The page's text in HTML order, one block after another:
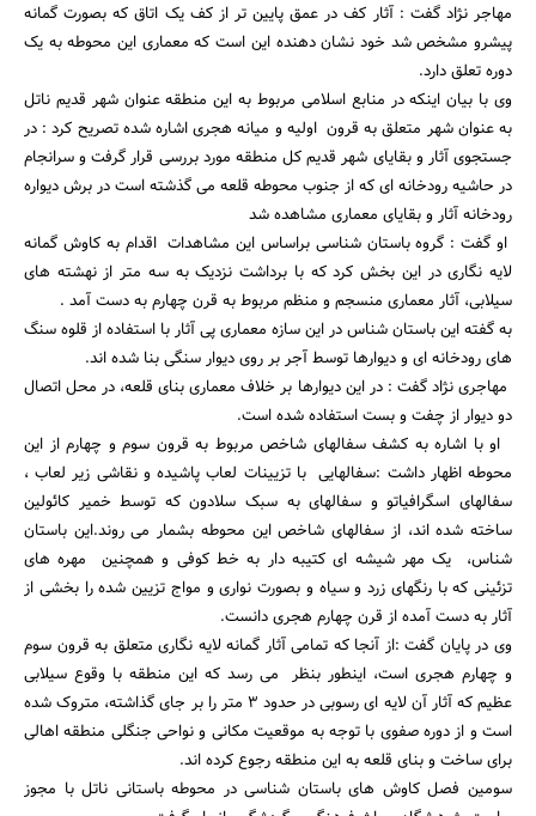
مهاجر نژاد گفت : آثار کف در عمق پایین تر از کف یک اتاق که بصورت گمانه
پیشرو مشخص شد خود نشان دهنده این است که معماری این محوطه به یک
دوره تعلق دارد.
وی با بیان اینکه در منابع اسلامی مربوط به این منطقه عنوان شهر قدیم ناتل
به عنوان شهر متعلق به قرون اولیه و میانه هجری اشاره شده تصریح کرد : در
جستجوی آثار و بقایای شهر قدیم کل منطقه مورد بررسی قرار گرفت و سرانجام
در حاشیه رودخانه ای که از جنوب محوطه قلعه می گذشته است در برش دیواره
رودخانه آثار و بقایای معماری مشاهده شد
او گفت : گروه باستان شناسی براساس این مشاهدات اقدام به کاوش گمانه
لایه نگاری در این بخش کرد که با برداشت نزدیک به سه متر از نهشته های
سیلابی، آثار معماری منسجم و منظم مربوط به قرن چهارم به دست آمد .
به گفته این باستان شناس در این سازه معماری پی آثار با استفاده از قلوه سنگ
های رودخانه ای و دیوارها توسط آجر بر روی دیوار سنگی بنا شده اند.
مهاجری نژاد گفت : در این دیوارها بر خلاف معماری بنای قلعه، در محل اتصال
دو دیوار از چفت و بست استفاده شده است.
او با اشاره به کشف سفالهای شاخص مربوط به قرون سوم و چهارم از این
محوطه اظهار داشت :سفالهایی با تزیینات لعاب پاشیده و نقاشی زیر لعاب ،
سفالهای اسگرافیاتو و سفالهای به سبک سلادون که توسط خمیر کائولین
ساخته شده اند، از سفالهای شاخص این محوطه بشمار می روند.این باستان
شناس، یک مهر شیشه ای کتیبه دار به خط کوفی و همچنین مهره های
تزئینی که با رنگهای زرد و سیاه و بصورت نواری و مواج تزیین شده را بخشی از
آثار به دست آمده از قرن چهارم هجری دانست.
وی در پایان گفت :از آنجا که تمامی آثار گمانه لایه نگاری متعلق به قرون سوم
و چهارم هجری است، اینطور بنظر می رسد که این منطقه با وقوع سیلابی
عظیم که آثار آن لایه ای رسوبی در حدود 3 متر را بر جای گذاشته، متروک شده
است و از دوره صفوی با توجه به موقعیت مکانی و نواحی جنگلی منطقه اهالی
برای ساخت و بنای قلعه به این منطقه رجوع کرده اند.
سومین فصل کاوش های باستان شناسی در محوطه باستانی ناتل با مجوز